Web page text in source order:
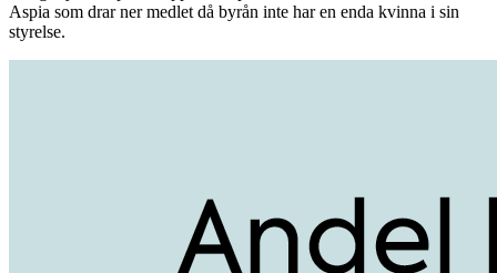
Aspia som drar ner medlet då byrån inte har en enda kvinna i sin
styrelse.